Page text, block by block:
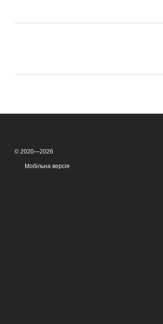
© 2020—2026
Мобільна версія